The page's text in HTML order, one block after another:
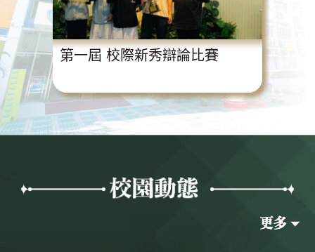
第一屆 校際新秀辯論比賽